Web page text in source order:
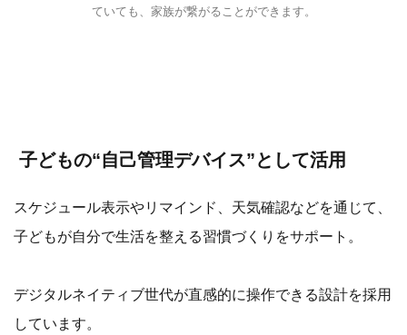
ていても、家族が繋がることができます。
子どもの“自己管理デバイス”として活用
スケジュール表示やリマインド、天気確認などを通じて、
子どもが自分で生活を整える習慣づくりをサポート。
デジタルネイティブ世代が直感的に操作できる設計を採用
しています。